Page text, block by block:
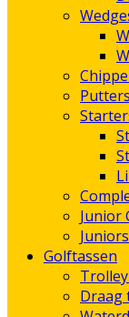
Putters
Junior
Golftassen
Draag